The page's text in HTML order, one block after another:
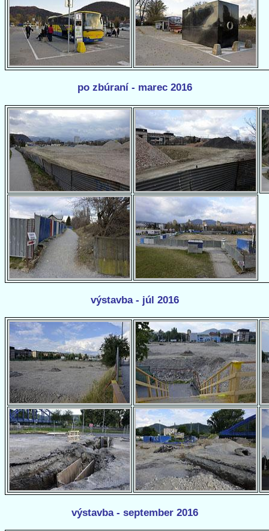
po zbúraní - marec 2016
výstavba - júl 2016
výstavba - september 2016